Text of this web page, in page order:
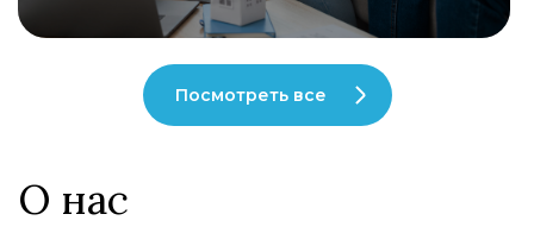
Посмотреть все
О нас